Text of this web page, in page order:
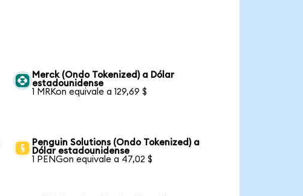
Merck (Ondo Tokenized) a Dólar
estadounidense
1 MRKon equivale a 129,69 $
Penguin Solutions (Ondo Tokenized) a
Dólar estadounidense
1 PENGon equivale a 47,02 $